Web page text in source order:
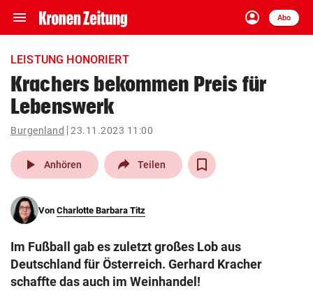
menu Navigation
ein-/ausklappen
account_circle
Anmelden
Abo
close Schließen
account_circle Anmelden
pin_drop
Wien arrow_right
search
eingeben
LEISTUNG HONORIERT
Krachers bekommen Preis für
Lebenswerk
Burgenland 23.11.2023 11:00
play_arrow Anhören Teilen
Von Charlotte Barbara Titz
Im Fußball gab es zuletzt großes Lob aus
Deutschland für Österreich. Gerhard Kracher
schaffte das auch im Weinhandel!